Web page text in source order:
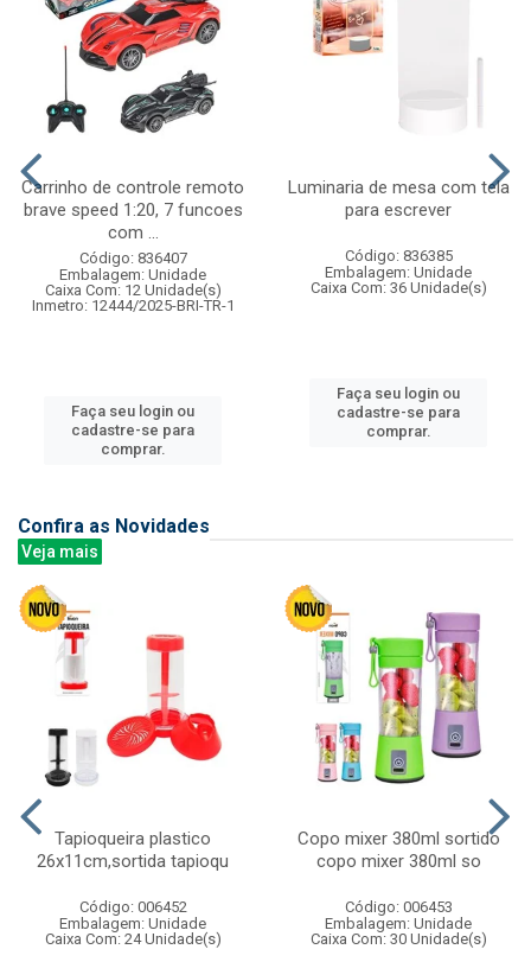
Carrinho de controle remoto
brave speed 1:20, 7 funcoes
com ...
Código: 836407
Embalagem: Unidade
Caixa Com: 12 Unidade(s)
Inmetro: 12444/2025-BRI-TR-1
Faça seu login ou
cadastre-se para
comprar.
Luminaria de mesa com tela
para escrever
Código: 836385
Embalagem: Unidade
Caixa Com: 36 Unidade(s)
Faça seu login ou
cadastre-se para
comprar.
Confira as Novidades
Veja mais
Tapioqueira plastico
26x11cm,sortida tapioqu
Código: 006452
Embalagem: Unidade
Caixa Com: 24 Unidade(s)
Copo mixer 380ml sortido
copo mixer 380ml so
Código: 006453
Embalagem: Unidade
Caixa Com: 30 Unidade(s)